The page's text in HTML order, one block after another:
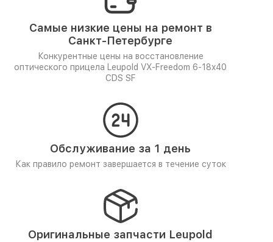
Самые низкие цены на ремонт в
Санкт-Петербурге
Конкурентные цены на восстановление
оптического прицела Leupold VX-Freedom 6-18x40
CDS SF
Обслуживание за 1 день
Как правило ремонт завершается в течение суток
Оригинальные запчасти Leupold